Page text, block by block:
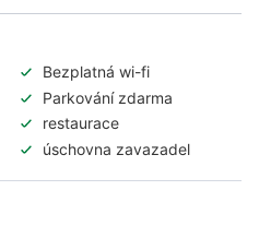
Bezplatná wi-fi
Parkování zdarma
restaurace
úschovna zavazadel